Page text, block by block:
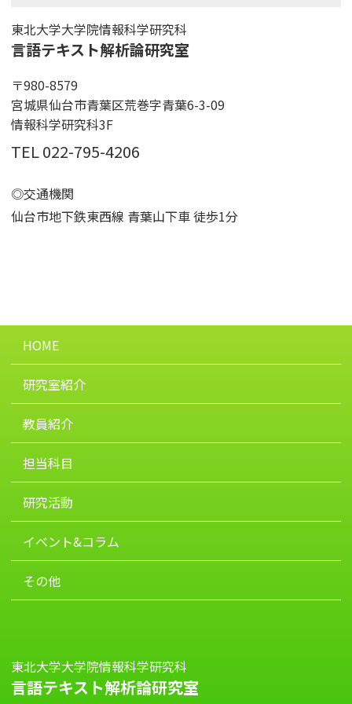
「言語変化・変異研究ユニット」の第13回ワークショ
ップを開催しました。
2025/3/25
扆 林亚（Yi Linya）氏が、博士論文
Grammaticalization of Verbs in Mandarin Chinese: An
Reanalysisを提出し、学位を取得しました。
2024/6/29
岳昱澎（Yue Yupeng）氏と小川芳樹氏が、共同研究の
成果を、国際基督教大学で開催された日本言語学会第
168回全国大会でポスター発表しました。
2024/3/30
「言語変化・変異研究ユニット」の第12回ワークショ
ップを開催しました。
2024/3/5
扆 林亚（Yi Linya）氏と小川芳樹氏の共著論文が、
2023/11/11
東北大学大学院情報科学研究科
言語テキスト解析論研究室
〒980-8579
宮城県仙台市青葉区荒巻字青葉6-3-09
情報科学研究科3F
TEL 022-795-4206
◎交通機関
仙台市地下鉄東西線 青葉山下車 徒歩1分
東北大学大学院情報科学研究科
言語テキスト解析論研究室
HOME
研究室紹介
教員紹介
担当科目
研究活動
イベント&コラム
その他